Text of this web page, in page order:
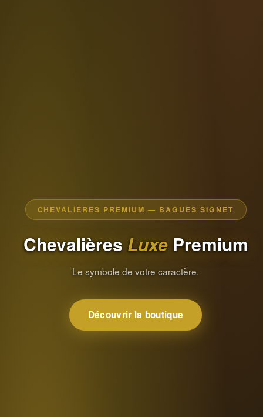
CHEVALIÈRES PREMIUM — BAGUES SIGNET
ChevalièresLuxePremium
Le symbole de votre caractère.
Découvrir la boutique